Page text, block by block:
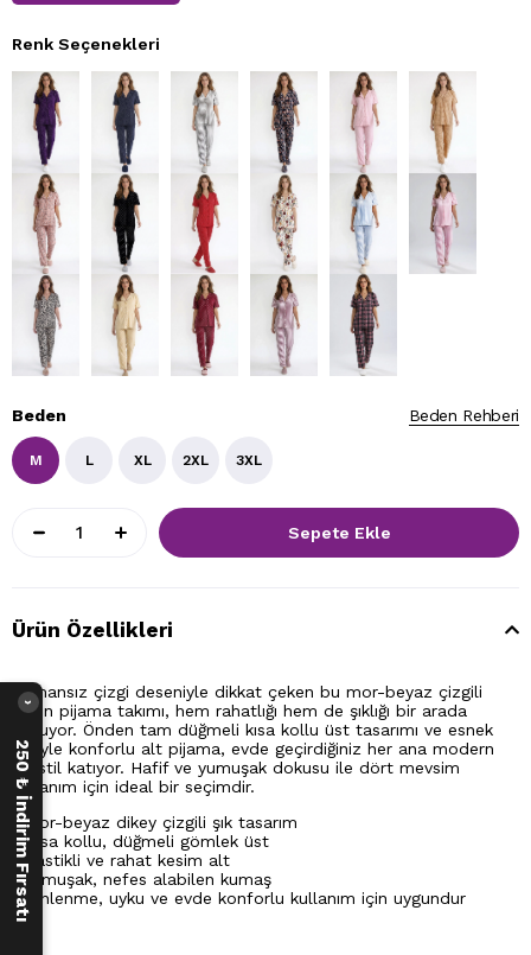
Renk Seçenekleri
Beden Rehberi
Beden
M L XL 2XL 3XL
Ürün Özellikleri
Zamansız çizgi deseniyle dikkat çeken bu mor-beyaz çizgili
kadın pijama takımı, hem rahatlığı hem de şıklığı bir arada
sunuyor. Önden tam düğmeli kısa kollu üst tasarımı ve esnek
beliyle konforlu alt pijama, evde geçirdiğiniz her ana modern
bir stil katıyor. Hafif ve yumuşak dokusu ile dört mevsim
kullanım için ideal bir seçimdir.
• Mor-beyaz dikey çizgili şık tasarım
• Kısa kollu, düğmeli gömlek üst
• Lastikli ve rahat kesim alt
• Yumuşak, nefes alabilen kumaş
• Dinlenme, uyku ve evde konforlu kullanım için uygundur
250 ₺ İndirim Fırsatı
›